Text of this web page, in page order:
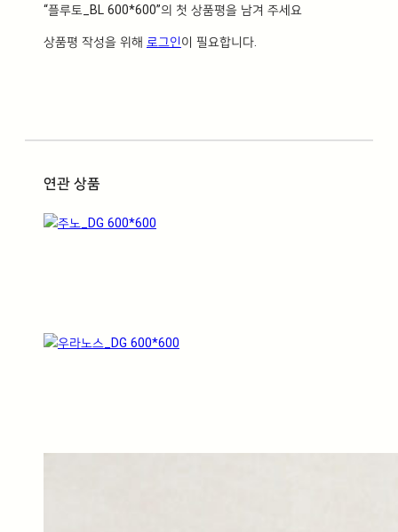
“플루토_BL 600*600”의 첫 상품평을 남겨 주세요
상품평 작성을 위해 로그인이 필요합니다.
연관 상품